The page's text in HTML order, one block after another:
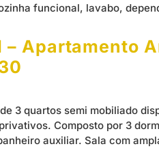
funcional, lavabo,
– Apartamento
3 quartos semi mobiliado
Composto por 3
auxiliar. Sala com